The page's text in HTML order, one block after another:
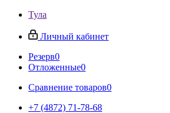
Тула
Личный кабинет
Резерв0
Отложенные0
Сравнение товаров0
+7 (4872) 71-78-68